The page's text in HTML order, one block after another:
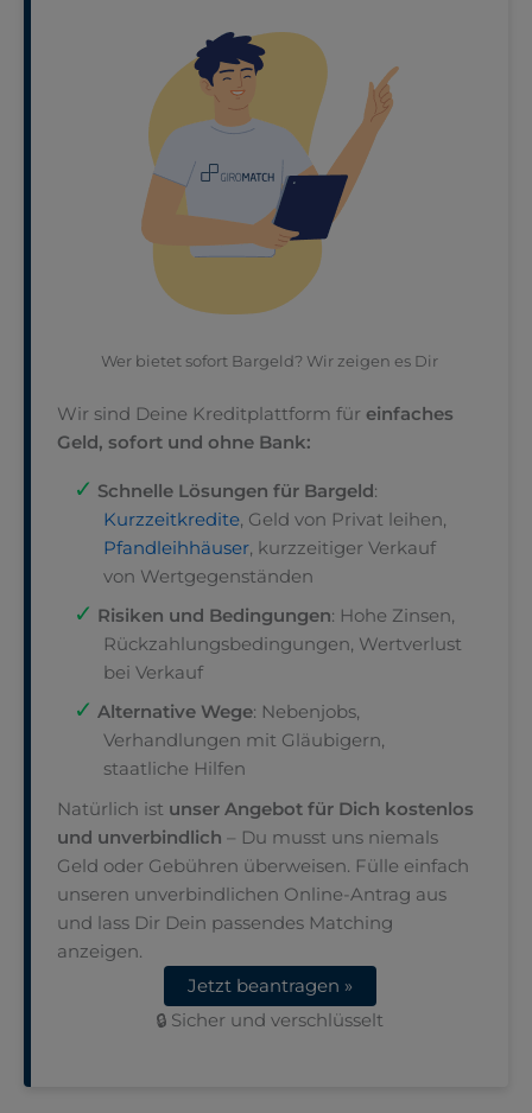
Wer bietet sofort Bargeld? Wir zeigen es Dir
Wir sind Deine Kreditplattform für einfaches
Geld, sofort und ohne Bank:
Schnelle Lösungen für Bargeld:
Kurzzeitkredite, Geld von Privat leihen,
Pfandleihhäuser, kurzzeitiger Verkauf
von Wertgegenständen
Risiken und Bedingungen: Hohe Zinsen,
Rückzahlungsbedingungen, Wertverlust
bei Verkauf
Alternative Wege: Nebenjobs,
Verhandlungen mit Gläubigern,
staatliche Hilfen
Natürlich ist unser Angebot für Dich kostenlos
und unverbindlich – Du musst uns niemals
Geld oder Gebühren überweisen. Fülle einfach
unseren unverbindlichen Online-Antrag aus
und lass Dir Dein passendes Matching
anzeigen.
Jetzt beantragen »
🔒 Sicher und verschlüsselt